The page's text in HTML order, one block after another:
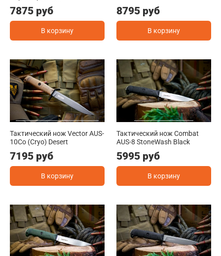
7875 руб
В корзину
8795 руб
В корзину
Тактический нож Vector AUS-
10Co (Cryo) Desert
7195 руб
В корзину
Тактический нож Combat
AUS-8 StoneWash Black
5995 руб
В корзину